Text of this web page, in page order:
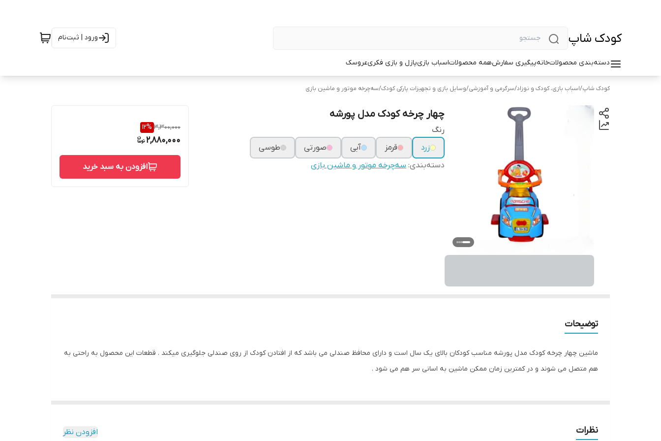
کودک شاپ ورود | ثبت‌نام
دسته‌بندی محصولاتخانهپیگیری سفارشهمه محصولاتاسباب بازیپازل و بازی فکریعروسک
کودک شاپ/اسباب بازی، کودک و نوزاد/سرگرمی و آموزشی/وسایل بازی و تجهیزات پارکی کودک/سه‌چرخه موتور و ماشین بازی
چهار چرخه کودک مدل پورشه
رنگ
زرد
قرمز آبی صورتی
طوسی
دسته‌بندی: سه‌چرخه موتور و ماشین بازی
3,300,000
12%
2,880,000
افزودن به سبد خرید
توضیحات
ماشین چهار چرخه کودک مدل پورشه مناسب کودکان بالای یک سال است و دارای محافظ صندلی می باشد که از افتادن کودک از روی صندلی جلوگیری میکند . قطعات این محصول به راحتی به
هم متصل می شوند و در کمترین زمان ممکن ماشین به اسانی سر هم می شود .
نظرات افزودن نظر